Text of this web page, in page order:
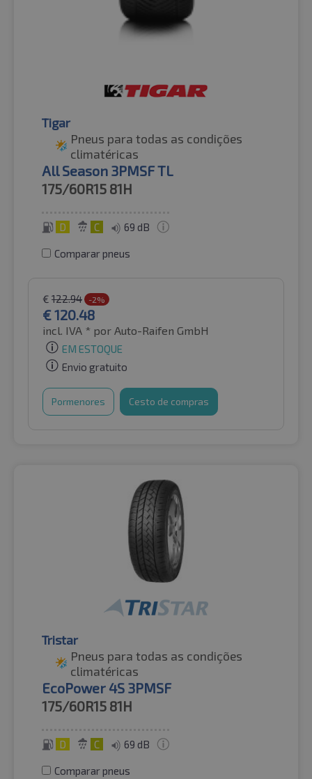
Tigar
Pneus para todas as condições
climatéricas
All Season 3PMSF TL
175/60R15 81H
D C 69 dB
Comparar pneus
€ 122.94 -2%
€120.48
incl. IVA * por Auto-Raifen GmbH
EM ESTOQUE
Envio gratuito
Pormenores Cesto de compras
Tristar
Pneus para todas as condições
climatéricas
EcoPower 4S 3PMSF
175/60R15 81H
D C 69 dB
Comparar pneus